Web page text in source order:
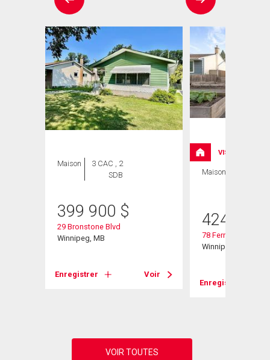
Maison
3 CAC , 2
SDB
399 900 $
29 Bronstone Blvd
Winnipeg, MB
Enregistrer Voir
VISITE LIBRE
Maison
424 900
78 Fernwood Ave
Winnipeg, MB
Enregistrer